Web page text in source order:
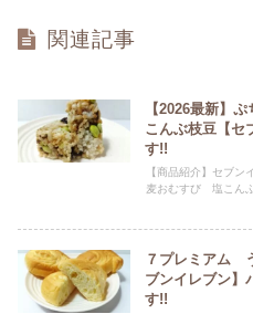
関連記事
【2026最新】
こんぶ枝豆【セ
す!!
【商品紹介】セブン
麦おむすび 塩こん
７プレミアム
ブンイレブン】
す!!